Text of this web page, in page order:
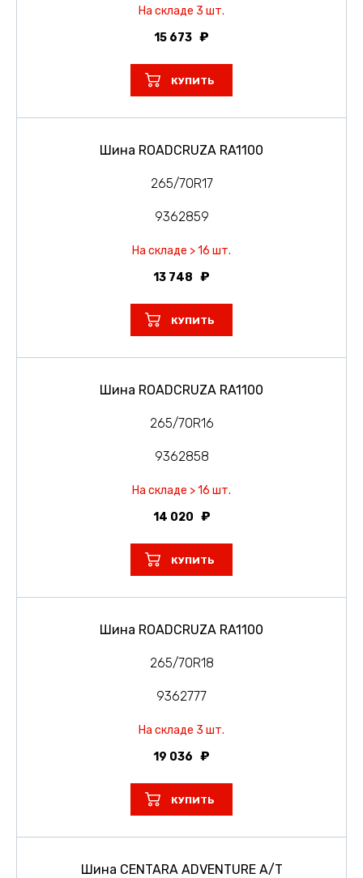
На складе 3 шт.
15 673
КУПИТЬ
Шина ROADCRUZA RA1100
265/70R17
9362859
На складе > 16 шт.
13 748
КУПИТЬ
Шина ROADCRUZA RA1100
265/70R16
9362858
На складе > 16 шт.
14 020
КУПИТЬ
Шина ROADCRUZA RA1100
265/70R18
9362777
На складе 3 шт.
19 036
КУПИТЬ
Шина CENTARA ADVENTURE A/T